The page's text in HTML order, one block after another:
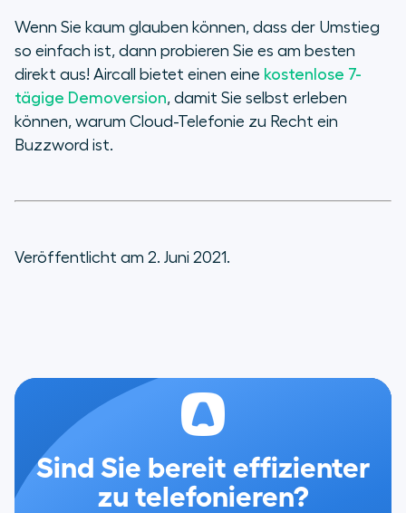
Wenn Sie kaum glauben können, dass der Umstieg
so einfach ist, dann probieren Sie es am besten
direkt aus! Aircall bietet einen eine kostenlose 7-
tägige Demoversion, damit Sie selbst erleben
können, warum Cloud-Telefonie zu Recht ein
Buzzword ist.
Veröffentlicht am 2. Juni 2021.
Sind Sie bereit effizienter
zu telefonieren?